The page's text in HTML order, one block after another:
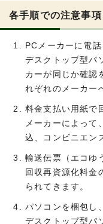
各手順での注意事項
PCメーカーに電
デスクトップ型パ
カーが同じか確認
れぞれのメーカー
料金支払い用紙で
メーカーによって
込、コンビニエン
輸送伝票（エコゆ
回収再資源化料金
られてきます。
パソコンを梱包し
デスクトップ型パ